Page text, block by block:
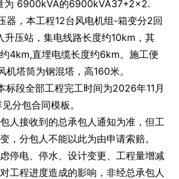
为 6900kVA的6900kVA37+2x2.
器，本工程12台风电机组-箱变分2回
升压站，集电线路长度约10km，其
4km,直埋电缆长度约6km。施工便
塔筒为钢混塔，高160米。
标段全部工程完工时间为2026年11月
分包合同模板。
人接收到的总承包人通知为准，但工
，分包人不能以此为由申请索赔。
停电、停水、设计变更、工程量增减
工程进度造成的影响，非经总承包人